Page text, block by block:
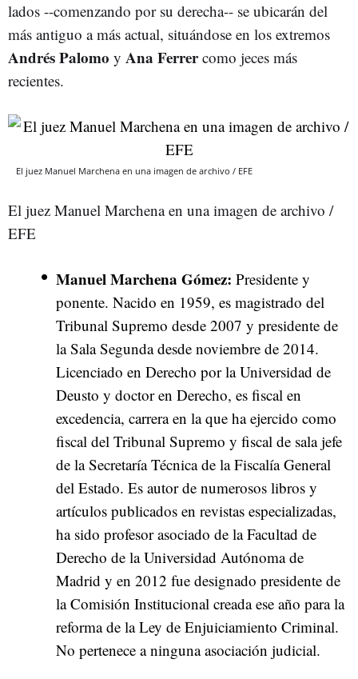
lados --comenzando por su derecha-- se ubicarán del
más antiguo a más actual, situándose en los extremos
Andrés Palomo y Ana Ferrercomo jeces más
recientes.
El juez Manuel Marchena en una imagen de archivo / EFE
El juez Manuel Marchena en una imagen de archivo /
EFE
Manuel Marchena Gómez: Presidente y
ponente. Nacido en 1959, es magistrado del
Tribunal Supremo desde 2007 y presidente de
la Sala Segunda desde noviembre de 2014.
Licenciado en Derecho por la Universidad de
Deusto y doctor en Derecho, es fiscal en
excedencia, carrera en la que ha ejercido como
fiscal del Tribunal Supremo y fiscal de sala jefe
de la Secretaría Técnica de la Fiscalía General
del Estado. Es autor de numerosos libros y
artículos publicados en revistas especializadas,
ha sido profesor asociado de la Facultad de
Derecho de la Universidad Autónoma de
Madrid y en 2012 fue designado presidente de
la Comisión Institucional creada ese año para la
reforma de la Ley de Enjuiciamiento Criminal.
No pertenece a ninguna asociación judicial.